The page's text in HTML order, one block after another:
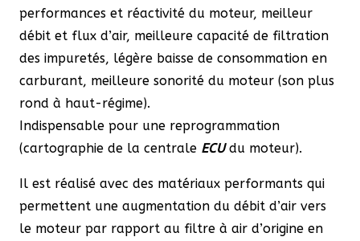
500
&
GLC
AMG
performances et réactivité du moteur, meilleur
débit et flux d’air, meilleure capacité de filtration
des impuretés, légère baisse de consommation en
carburant, meilleure sonorité du moteur (son plus
rond à haut-régime).
Indispensable pour une reprogrammation
(cartographie de la centrale ECUdu moteur).
Il est réalisé avec des matériaux performants qui
permettent une augmentation du débit d’air vers
le moteur par rapport au filtre à air d’origine en